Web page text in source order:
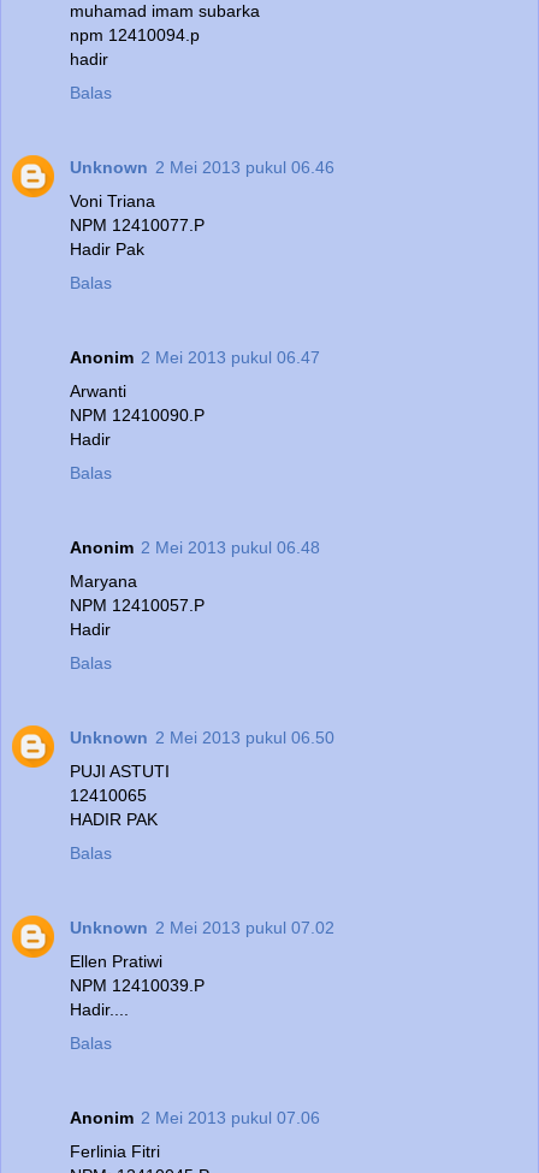
muhamad imam subarka
npm 12410094.p
hadir
Balas
Unknown 2 Mei 2013 pukul 06.46
Voni Triana
NPM 12410077.P
Hadir Pak
Balas
Anonim 2 Mei 2013 pukul 06.47
Arwanti
NPM 12410090.P
Hadir
Balas
Anonim 2 Mei 2013 pukul 06.48
Maryana
NPM 12410057.P
Hadir
Balas
Unknown 2 Mei 2013 pukul 06.50
PUJI ASTUTI
12410065
HADIR PAK
Balas
Unknown 2 Mei 2013 pukul 07.02
Ellen Pratiwi
NPM 12410039.P
Hadir....
Balas
Anonim 2 Mei 2013 pukul 07.06
Ferlinia Fitri